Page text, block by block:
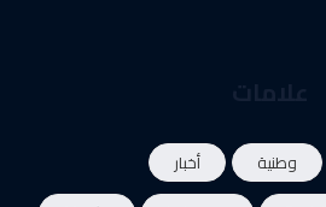
وطنية
أخبار